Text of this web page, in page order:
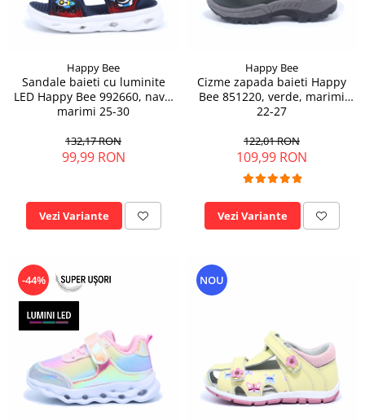
Happy Bee
Sandale baieti cu luminite
LED Happy Bee 992660, navy,
marimi 25-30
132,17 RON
99,99 RON
Vezi Variante
Happy Bee
Cizme zapada baieti Happy
Bee 851220, verde, marimi
22-27
122,01 RON
109,99 RON
Vezi Variante
-44% NOU